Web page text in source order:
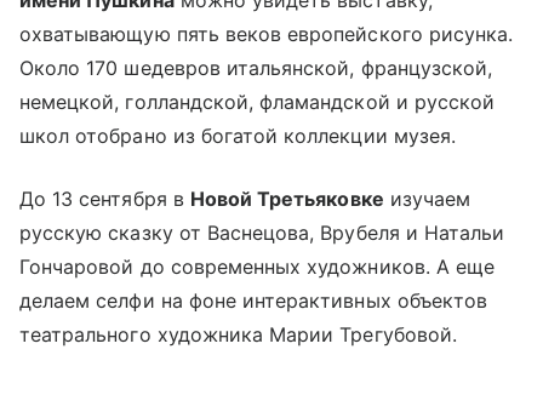
охватывающую пять веков европейского рисунка.
Около 170 шедевров итальянской, французской,
немецкой, голландской, фламандской и русской
школ отобрано из богатой коллекции музея.
До 13 сентября в Новой Третьяковке изучаем
русскую сказку от Васнецова, Врубеля и Натальи
Гончаровой до современных художников. А еще
делаем селфи на фоне интерактивных объектов
театрального художника Марии Трегубовой.